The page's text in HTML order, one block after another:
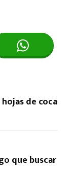
de coca
que buscar